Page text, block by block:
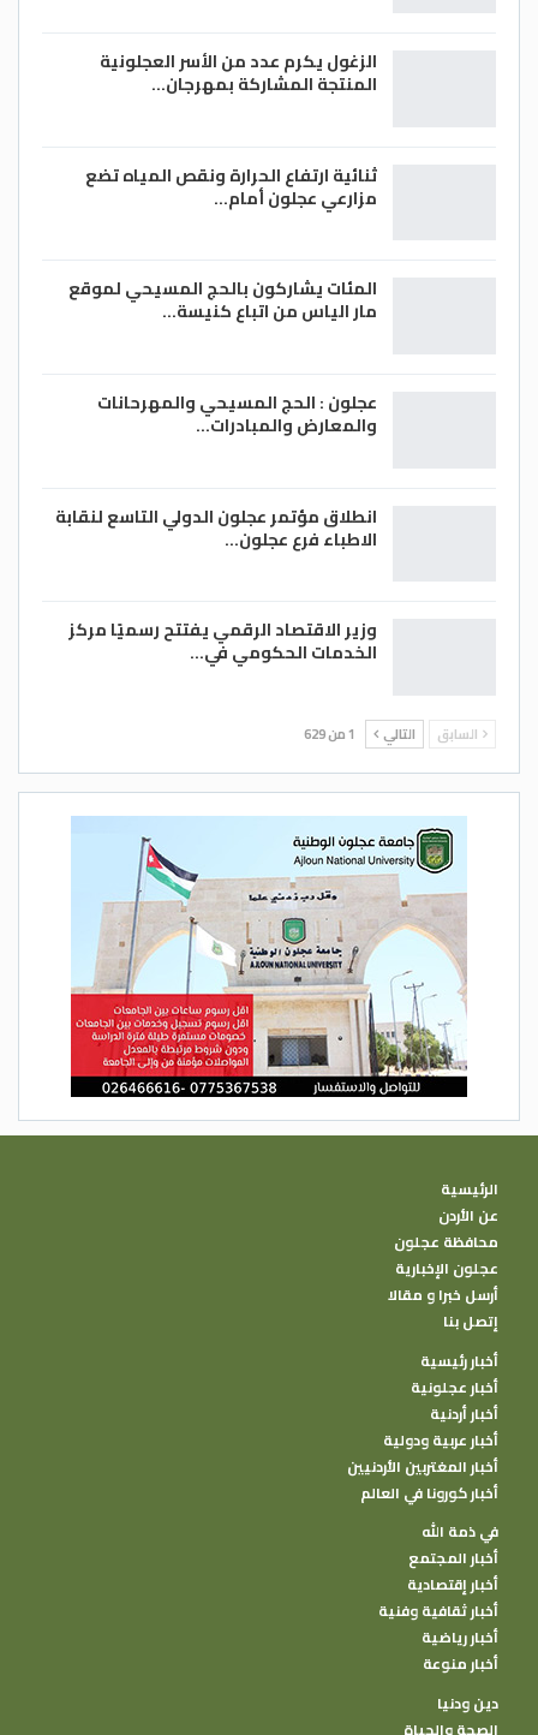
الزغول يكرم عدد من الأسر العجلونية
المنتجة المشاركة بمهرجان…
ثنائية ارتفاع الحرارة ونقص المياه تضع
مزارعي عجلون أمام…
المئات يشاركون بالحج المسيحي لموقع
مار الياس من اتباع كنيسة…
عجلون : الحج المسيحي والمهرحانات
والمعارض والمبادرات…
انطلاق مؤتمر عجلون الدولي التاسع لنقابة
الاطباء فرع عجلون…
وزير الاقتصاد الرقمي يفتتح رسميًا مركز
الخدمات الحكومي في…
السابق التالي 1 من 629
الرئيسية
عن الأردن
محافظة عجلون
عجلون الإخبارية
أرسل خبرا و مقالا
إتصل بنا
أخبار رئيسية
أخبار عجلونية
أخبار أردنية
أخبار عربية ودولية
أخبار المغتربين الأردنيين
أخبار كورونا في العالم
في ذمة الله
أخبار المجتمع
أخبار إقتصادية
أخبار ثقافية وفنية
أخبار رياضية
أخبار منوعة
دين ودنيا
الصحة والحياة